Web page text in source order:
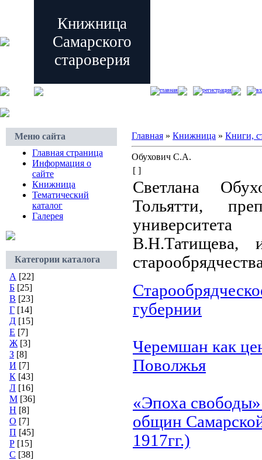
Книжница
Самарского
староверия
главная регистрация
Меню сайта
Главная страница
Информация о
сайте
Книжница
Тематический
каталог
Галерея
Категории каталога
А [22]
Б [25]
В [23]
Г [14]
Д [15]
Е [7]
Ж [3]
З [8]
И [7]
К [43]
Л [16]
М [36]
Н [8]
О [7]
П [45]
Р [15]
С [38]
Главная » Книжница » Книги,
Обухович С.А.
[ ]
Светлана
Тольятти,
В.Н.Татищева,
губернии
Черемшан как
Поволжья
«Эпоха
общин
1917гг.)